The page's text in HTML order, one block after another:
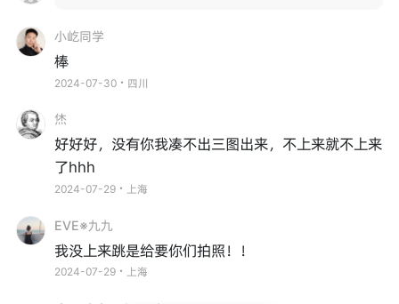
小屹同学
棒
2024-07-30・四川
烋
好好好，没有你我凑不出三图出来，不上来就不上来
了hhh
2024-07-29・上海
EVE※九九
我没上来跳是给要你们拍照！！
2024-07-29・上海